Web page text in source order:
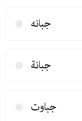
جبانه
جبانة
جباوت